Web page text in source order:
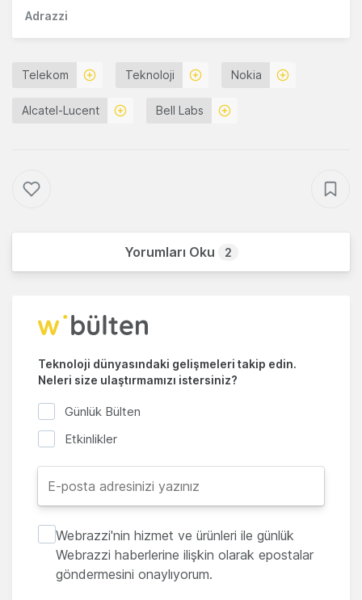
Adrazzi
Telekom Teknoloji Nokia
Alcatel-Lucent Bell Labs
Yorumları Oku 2
Teknoloji dünyasındaki gelişmeleri takip edin.
Neleri size ulaştırmamızı istersiniz?
Günlük Bülten
Etkinlikler
Webrazzi'nin hizmet ve ürünleri ile günlük
Webrazzi haberlerine ilişkin olarak epostalar
göndermesini onaylıyorum.